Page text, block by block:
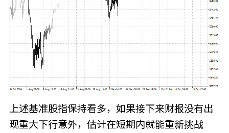
上述基准股指保持看多，如果接下来财报没有出
现重大下行意外，估计在短期内就能重新挑战